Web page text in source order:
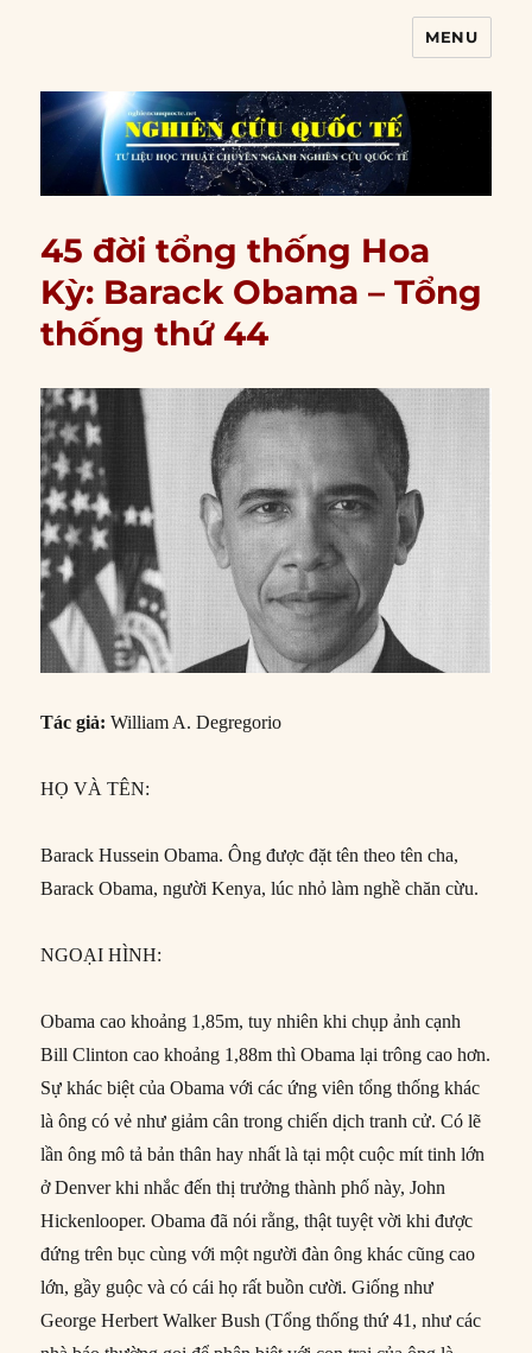
MENU
45 đời tổng thống Hoa
Kỳ: Barack Obama – Tổng
thống thứ 44
Tác giả: William A. Degregorio
HỌ VÀ TÊN:
Barack Hussein Obama. Ông được đặt tên theo tên cha,
Barack Obama, người Kenya, lúc nhỏ làm nghề chăn cừu.
NGOẠI HÌNH:
Obama cao khoảng 1,85m, tuy nhiên khi chụp ảnh cạnh
Bill Clinton cao khoảng 1,88m thì Obama lại trông cao hơn.
Sự khác biệt của Obama với các ứng viên tổng thống khác
là ông có vẻ như giảm cân trong chiến dịch tranh cử. Có lẽ
lần ông mô tả bản thân hay nhất là tại một cuộc mít tinh lớn
ở Denver khi nhắc đến thị trưởng thành phố này, John
Hickenlooper. Obama đã nói rằng, thật tuyệt vời khi được
đứng trên bục cùng với một người đàn ông khác cũng cao
lớn, gầy guộc và có cái họ rất buồn cười. Giống như
George Herbert Walker Bush (Tổng thống thứ 41, như các